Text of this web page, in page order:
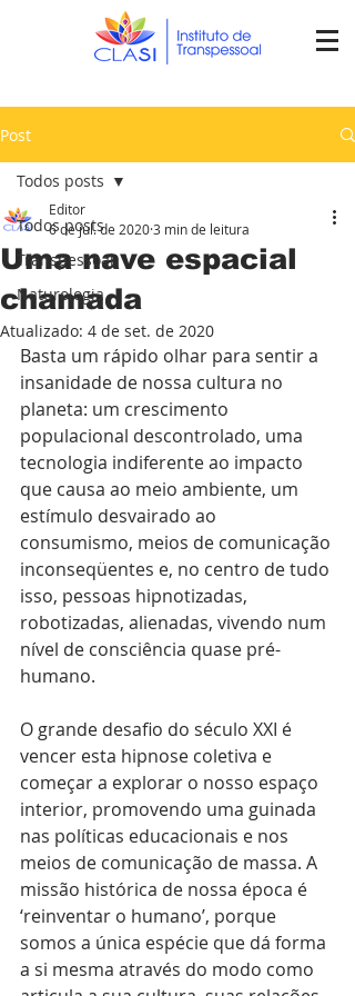
Post
Todos posts
Transpessoal
Naturologia
Todos posts
Uma nave espacial
chamada
Editor
6 de jul. de 20203 min de leitura
Atualizado: 4 de set. de 2020
Basta um rápido olhar para sentir a
insanidade de nossa cultura no
planeta: um crescimento
populacional descontrolado, uma
tecnologia indiferente ao impacto
que causa ao meio ambiente, um
estímulo desvairado ao
consumismo, meios de comunicação
inconseqüentes e, no centro de tudo
isso, pessoas hipnotizadas,
robotizadas, alienadas, vivendo num
nível de consciência quase pré-
humano.
O grande desafio do século XXI é
vencer esta hipnose coletiva e
começar a explorar o nosso espaço
interior, promovendo uma guinada
nas políticas educacionais e nos
meios de comunicação de massa. A
missão histórica de nossa época é
‘reinventar o humano’, porque
somos a única espécie que dá forma
a si mesma através do modo como